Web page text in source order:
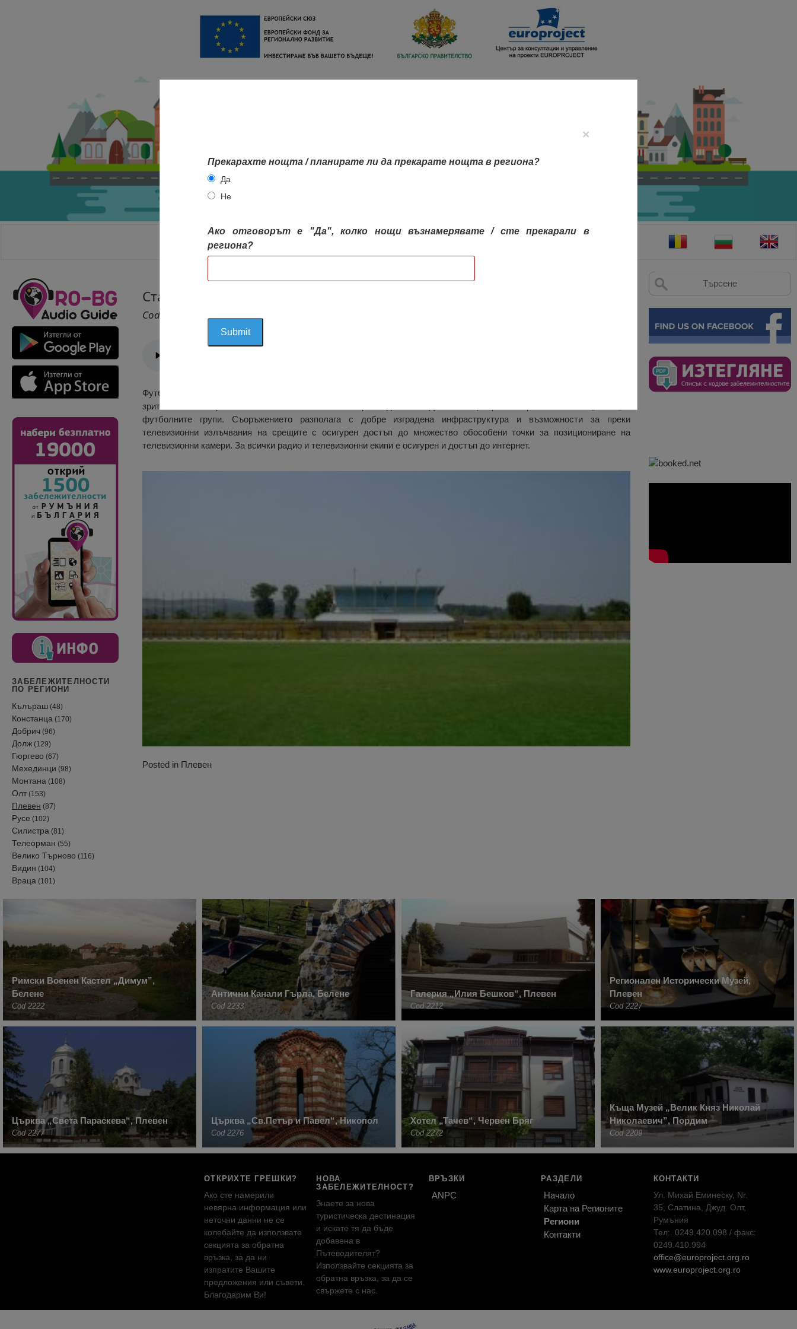
НАЧАЛО
ЗАБЕЛЕЖИТЕЛНОСТИ
ПО РЕГИОНИ
Кълъраш (48)
Констанца (170)
Добрич (96)
Долж (129)
Гюргево (67)
Мехединци (98)
Монтана (108)
Олт (153)
Плевен (87)
Русе (102)
Силистра (81)
Телеорман (55)
Велико Търново (116)
Видин (104)
Враца (101)
Стадион „Градски“, Червен Бряг
Cod 2289
Футболният отбор играе своите срещи на стадион „Градски“ в град Червен бряг. Стадионът е с капацитет 1500
зрители и отговаря на изискванията на БФС за провеждане на футболни срещи от първенствата на „Б“ и „В“
футболните групи. Съоръжението разполага с добре изградена инфраструктура и възможности за преки
телевизионни излъчвания на срещите с осигурен достъп до множество обособени точки за позициониране на
телевизионни камери. За всички радио и телевизионни екипи е осигурен и достъп до интернет.
×
Прекарахте нощта / планирате ли да прекарате нощта в региона?
Да
Не
Ако отговорът е "Да", колко нощи възнамерявате / сте прекарали в
региона?
Posted in Плевен
Римски Военен Кастел „Димум”,
Белене
Cod 2222
Антични Канали Гърла, Белене
Cod 2233
Галерия „Илия Бешков“, Плевен
Cod 2212
Регионален Исторически Музей,
Плевен
Cod 2227
Църква „Света Параскева“, Плевен
Cod 2277
Църква „Св.Петър и Павел“, Никопол
Cod 2276
Хотел „Тачев“, Червен Бряг
Cod 2272
Къща Музей „Велик Княз Николай
Николаевич”, Пордим
Cod 2209
ОТКРИХТЕ ГРЕШКИ?
Ако сте намерили
невярна информация или
неточни данни не се
колебайте да използвате
секцията за обратна
връзка, за да ни
изпратите Вашите
предложения или съвети.
Благодарим Ви!
НОВА
ЗАБЕЛЕЖИТЕЛНОСТ?
Знаете за нова
туристическа дестинация
и искате тя да бъде
добавена в
Пътеводителят?
Използвайте секцията за
обратна връзка, за да се
свържете с нас.
ВРЪЗКИ
ANPC
РАЗДЕЛИ
Начало
Карта на Регионите
Региони
Контакти
КОНТАКТИ
Ул. Михай Еминеску, Nr.
35, Слатина, Джуд. Олт,
Румъния
Тел:. 0249.420.098 / факс:
0249.410.994
office@europroject.org.ro
www.europroject.org.ro